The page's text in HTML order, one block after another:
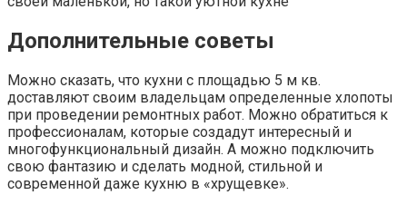
Дополнительные советы
Можно сказать, что кухни с площадью 5 м кв.
доставляют своим владельцам определенные хлопоты
при проведении ремонтных работ. Можно обратиться к
профессионалам, которые создадут интересный и
многофункциональный дизайн. А можно подключить
свою фантазию и сделать модной, стильной и
современной даже кухню в «хрущевке».